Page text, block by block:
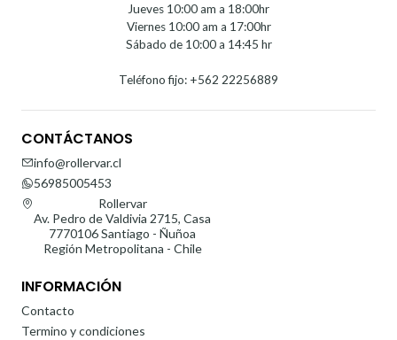
Jueves 10:00 am a 18:00hr
Viernes 10:00 am a 17:00hr
Sábado de 10:00 a 14:45 hr
Teléfono fijo: +562 22256889
CONTÁCTANOS
info@rollervar.cl
56985005453
Rollervar
Av. Pedro de Valdivia 2715, Casa
7770106 Santiago - Ñuñoa
Región Metropolitana - Chile
INFORMACIÓN
Contacto
Termino y condiciones